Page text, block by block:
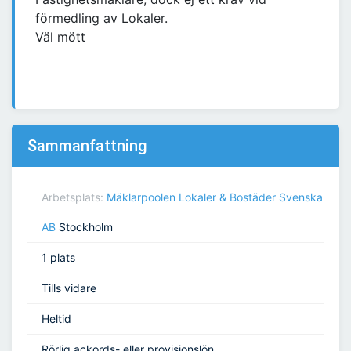
förmedling av Lokaler.
Väl mött
Sammanfattning
Arbetsplats: Mäklarpoolen Lokaler & Bostäder Svenska
AB Stockholm
1 plats
Tills vidare
Heltid